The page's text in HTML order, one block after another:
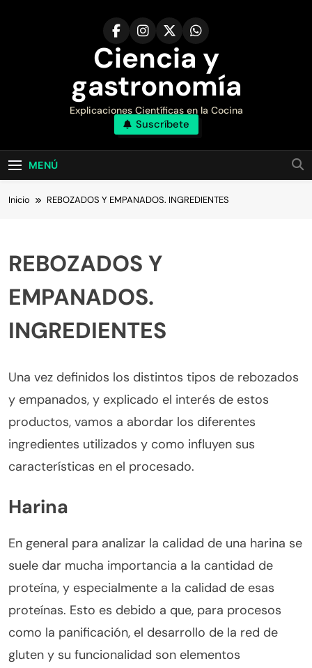
Ciencia y
gastronomía
Explicaciones Científicas en la Cocina
Suscríbete
MENÚ
Inicio REBOZADOS Y EMPANADOS. INGREDIENTES
REBOZADOS Y
EMPANADOS.
INGREDIENTES
Una vez definidos los distintos tipos de rebozados
y empanados, y explicado el interés de estos
productos, vamos a abordar los diferentes
ingredientes utilizados y como influyen sus
características en el procesado.
Harina
En general para analizar la calidad de una harina se
suele dar mucha importancia a la cantidad de
proteína, y especialmente a la calidad de esas
proteínas. Esto es debido a que, para procesos
como la panificación, el desarrollo de la red de
gluten y su funcionalidad son elementos